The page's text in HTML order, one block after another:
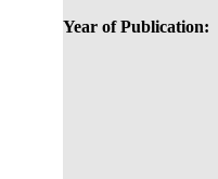
Year of Publication: